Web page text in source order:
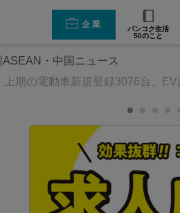
企業
バンコク生活
50のこと
ASEAN・中国ニュース
上期の電動車新規登録3076台、